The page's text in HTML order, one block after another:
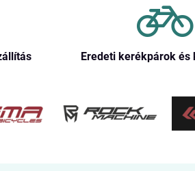
Eredeti kerékpárok és